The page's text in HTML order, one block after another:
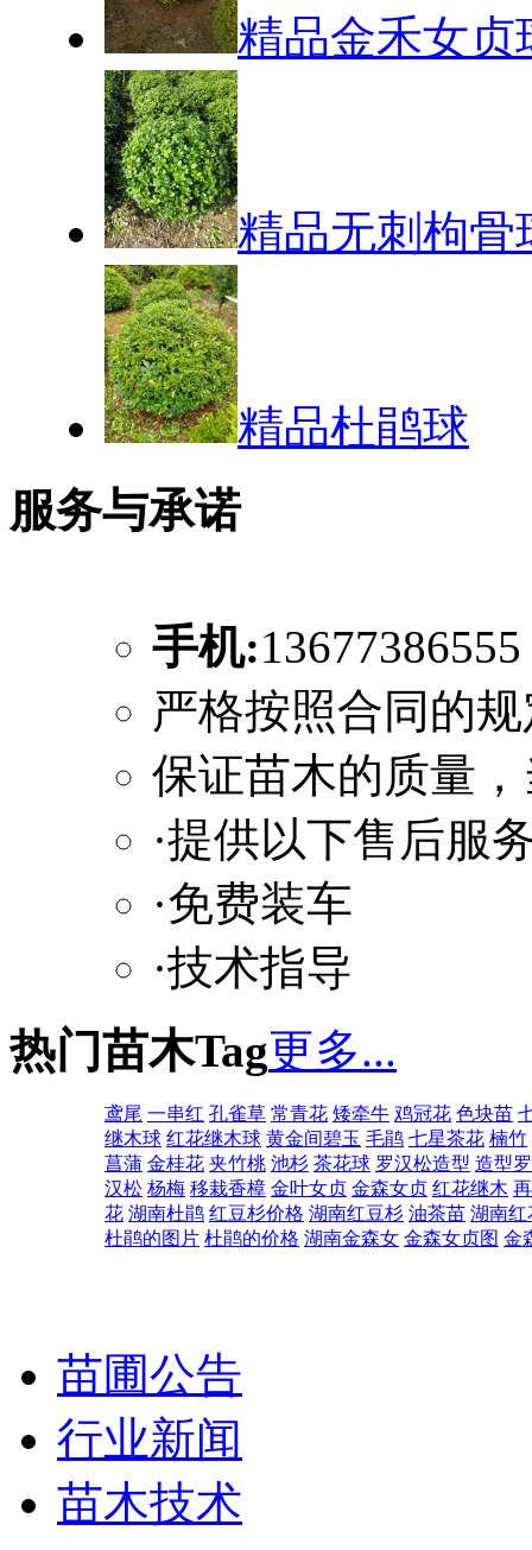
精品金禾女贞
精品无刺枸骨
精品杜鹃球
服务与承诺
手机:
严格按照合同的
保证苗木的质量
·提供以下售后服
·免费装车
·技术指导
热门苗木Tag更多...
鸢尾 一串红 孔雀草 常青花 矮牵牛 鸡冠花 色块苗
继木球 红花继木球 黄金间碧玉 毛鹃 七星茶花 楠竹
菖蒲 金桂花 夹竹桃 池杉 茶花球 罗汉松造型 造型
汉松 杨梅 移栽香樟 金叶女贞 金森女贞 红花继木
花 湖南杜鹃 红豆杉价格 湖南红豆杉 油茶苗 湖南红
杜鹃的图片 杜鹃的价格 湖南金森女 金森女贞图 金
苗圃公告
行业新闻
苗木技术